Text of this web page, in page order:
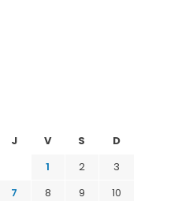
J V S
D
1
2
3
7 8 9
10